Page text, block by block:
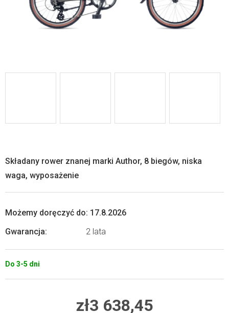
Do 3-5 dni
Możemy doręczyć do: 17.8.2026
Gwarancja: 2 lata
Składany rower znanej marki Author, 8 biegów, niska
waga, wyposażenie
zł3 638,45